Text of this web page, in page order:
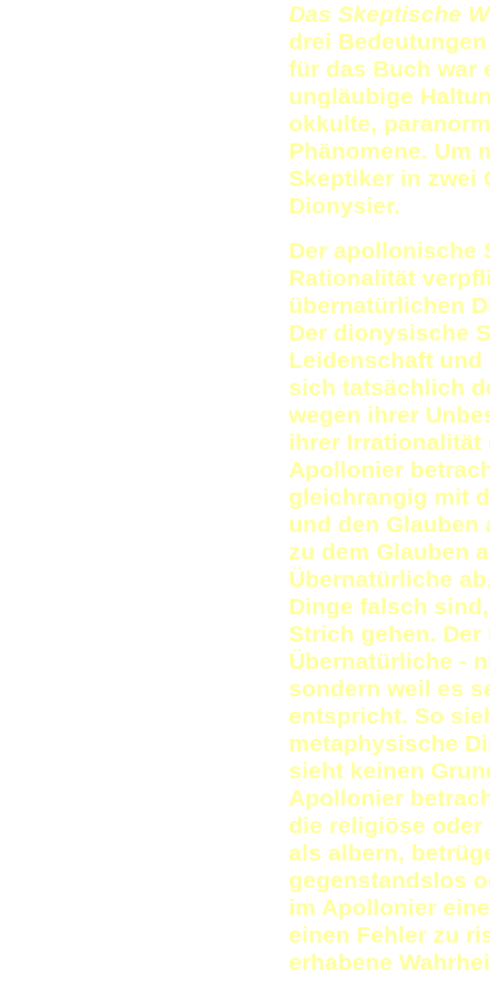
Das Skeptische
drei
für das Buch war
ungläubige
okkulte,
Phänomene. Um
Skeptiker in zwei
Dionysier.
Der apollonische
Rationalität
übernatürlichen
Der dionysische
Leidenschaft
sich tatsächlich
wegen ihrer
ihrer Irrationalität
Apollonier
gleichrangig mit
und den
zu dem Glauben
Übernatürliche
Dinge falsch
Strich gehen.
Übernatürliche -
sondern weil es
entspricht. So
metaphysische
sieht keinen
Apollonier
die religiöse
als albern,
gegenstandslos
im Apollonier
einen Fehler zu
erhabene